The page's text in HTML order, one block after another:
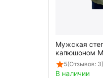
Мужская
капюшоном
5(Отзывов: 3)
В наличии